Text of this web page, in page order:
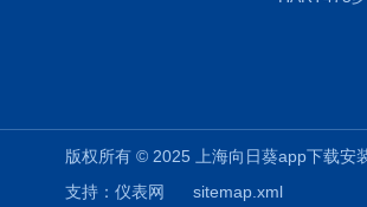
版权所有 © 2025 上海向日葵app下载
支持： 仪表网 sitemap.xml